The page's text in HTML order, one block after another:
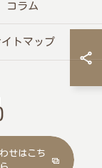
せはこち
コラム
イトマップ
ーデン ALL RIGHTS